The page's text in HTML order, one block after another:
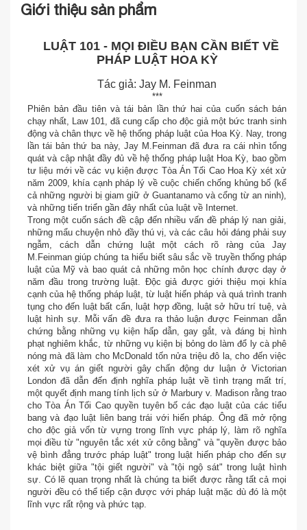
Giới thiệu sản phẩm
LUẬT 101 - MỌI ĐIỀU BẠN CẦN BIẾT VỀ
PHÁP LUẬT HOA KỲ
Tác giả: Jay M. Feinman
***
Phiên bản đầu tiên và tái bản lần thứ hai của cuốn sách bán
chạy nhất, Law 101, đã cung cấp cho độc giả một bức tranh sinh
động và chân thực về hệ thống pháp luật của Hoa Kỳ. Nay, trong
lần tái bản thứ ba này, Jay M.Feinman đã đưa ra cái nhìn tổng
quát và cập nhật đầy đủ về hệ thống pháp luật Hoa Kỳ, bao gồm
tư liệu mới về các vụ kiện được Tòa Án Tối Cao Hoa Kỳ xét xử
năm 2009, khía cạnh pháp lý về cuộc chiến chống khủng bố (kể
cả những người bị giam giữ ở Guantanamo và cổng từ an ninh),
và những tiến triển gần đây nhất của luật về Internet.
Trong một cuốn sách đề cập đến nhiều vấn đề pháp lý nan giải,
những mẩu chuyện nhỏ đầy thú vị, và các câu hỏi đáng phải suy
ngẫm, cách dẫn chứng luật một cách rõ ràng của Jay
M.Feinman giúp chúng ta hiểu biết sâu sắc về truyền thống pháp
luật của Mỹ và bao quát cả những môn học chính được dạy ở
năm đầu trong trường luật. Độc giả được giới thiệu mọi khía
cạnh của hệ thống pháp luật, từ luật hiến pháp và quá trình tranh
tụng cho đến luật bất cẩn, luật hợp đồng, luật sở hữu trí tuệ, và
luật hình sự. Mỗi vấn đề đưa ra thảo luận được Feinman dẫn
chứng bằng những vụ kiện hấp dẫn, gay gắt, và đáng bị hình
phạt nghiêm khắc, từ những vụ kiện bị bỏng do làm đổ ly cà phê
nóng mà đã làm cho McDonald tốn nửa triệu đô la, cho đến việc
xét xử vụ án giết người gây chấn động dư luận ở Victorian
London đã dẫn đến định nghĩa pháp luật về tình trạng mất trí,
một quyết định mang tính lịch sử ở Marbury v. Madison rằng trao
cho Tòa Án Tối Cao quyền tuyên bố các đạo luật của các tiểu
bang và đạo luật liên bang trái với hiến pháp. Ông đã mở rộng
cho độc giả vốn từ vựng trong lĩnh vực pháp lý, làm rõ nghĩa
mọi điều từ "nguyên tắc xét xử công bằng" và "quyền được bảo
vệ bình đẳng trước pháp luật" trong luật hiến pháp cho đến sự
khác biệt giữa "tội giết người" và "tội ngộ sát" trong luật hình
sự. Có lẽ quan trọng nhất là chúng ta biết được rằng tất cả mọi
người đều có thể tiếp cận được với pháp luật mặc dù đó là một
lĩnh vực rất rộng và phức tạp.